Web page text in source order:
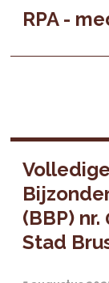
RPA -
(BBP) nr.
Stad